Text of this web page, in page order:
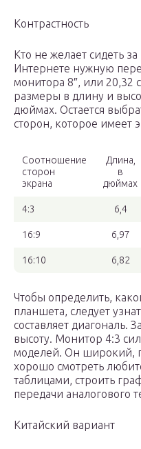
Контрастность
Кто не желает сидеть
Интернете нужную
монитора 8″, или 20,32
размеры в длину и
дюймах. Остается
сторон, которое имеет
Соотношение
сторон
экрана
Длина,
в
дюймах
4:3 6,4
16:9 6,97
16:10 6,82
Чтобы определить,
планшета, следует
составляет диагональ.
высоту. Монитор 4:3
моделей. Он широкий,
хорошо смотреть
таблицами, строить
передачи аналогового
Китайский вариант